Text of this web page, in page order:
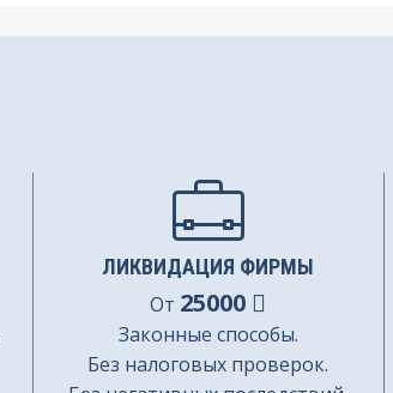
ЛИКВИДАЦИЯ ФИРМЫ
От 25000
Законные способы.
Без налоговых проверок.